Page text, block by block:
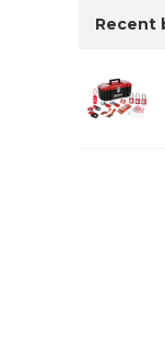
Recent